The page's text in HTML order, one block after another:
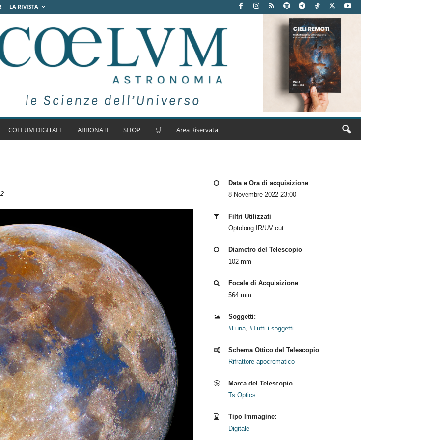
LA RIVISTA
COELUM DIGITALE ABBONATI SHOP 🛒 Area Riservata
Data e Ora di acquisizione
8 Novembre 2022 23:00
Filtri Utilizzati
Optolong IR/UV cut
Diametro del Telescopio
102 mm
Focale di Acquisizione
564 mm
Soggetti:
#Luna, #Tutti i soggetti
Schema Ottico del Telescopio
Rifrattore apocromatico
Marca del Telescopio
Ts Optics
Tipo Immagine:
Digitale